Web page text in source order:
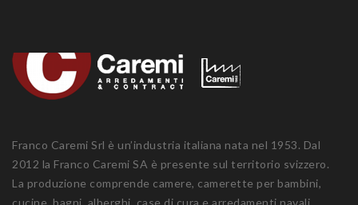
Franco Caremi Srl è un’industria italiana nata nel 1953. Dal
2012 la Franco Caremi SA è presente sul territorio svizzero.
La produzione comprende camere, camerette per bambini,